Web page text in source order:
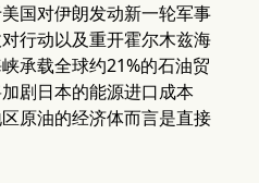
国对伊朗发动新一轮军事
行动以及重开霍尔木兹海
承载全球约21%的石油贸
剧日本的能源进口成本
原油的经济体而言是直接